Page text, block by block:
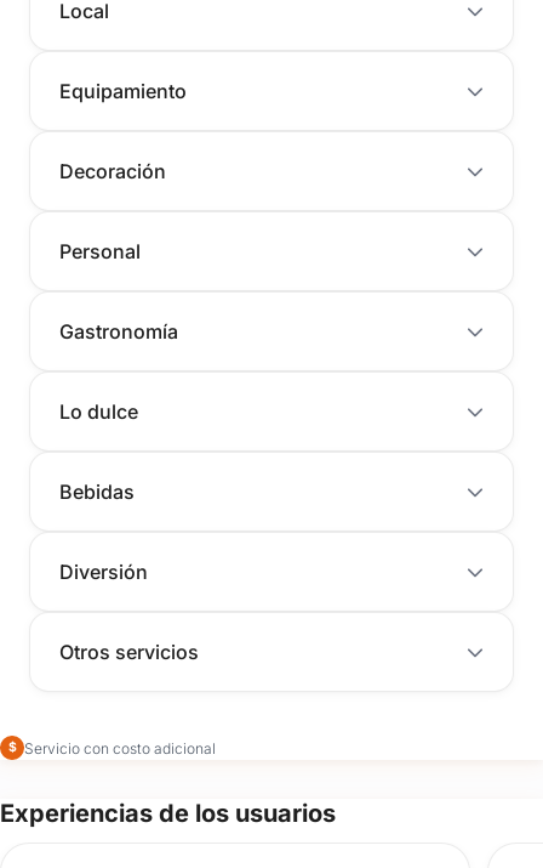
Local
Equipamiento
Decoración
Personal
Gastronomía
Lo dulce
Bebidas
Diversión
Otros servicios
$ Servicio con costo adicional
Experiencias de los usuarios